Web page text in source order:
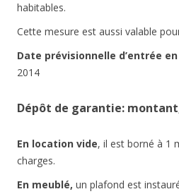
habitables.
Cette mesure est aussi valable
Date prévisionnelle d’entrée
2014
Dépôt de garantie:
En location vide, il est borné à 1
charges.
En meublé, un plafond est